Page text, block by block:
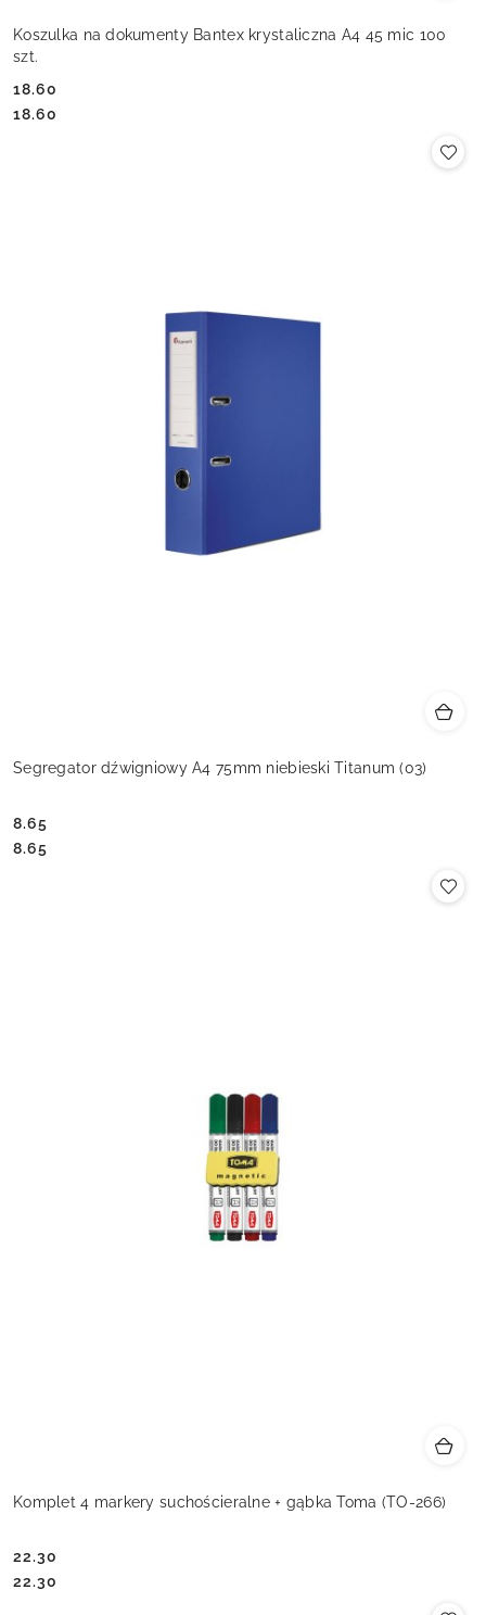
Koszulka na dokumenty Bantex krystaliczna A4 45 mic 100
szt.
Cena:
18.60
Cena:
18.60
Segregator dźwigniowy A4 75mm niebieski Titanum (03)
Cena:
8.65
Cena:
8.65
Komplet 4 markery suchościeralne + gąbka Toma (TO-266)
Cena:
22.30
Cena:
22.30